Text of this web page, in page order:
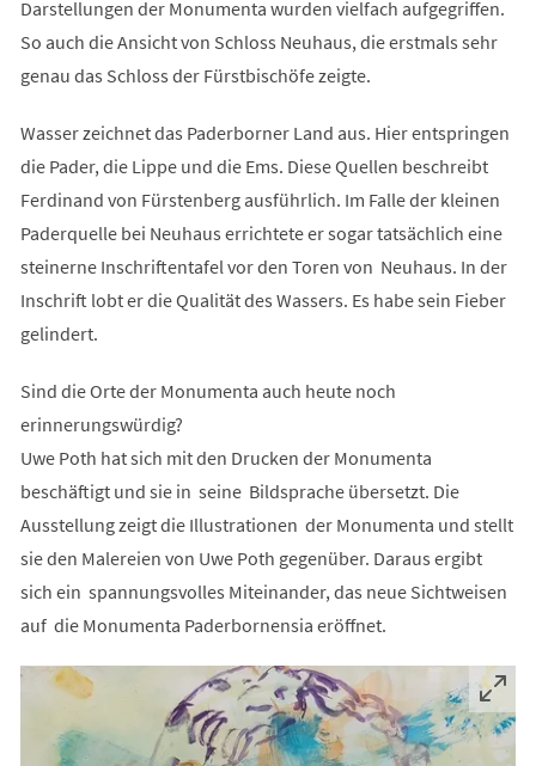
Darstellungen der Monumenta wurden vielfach aufgegriffen.
So auch die Ansicht von Schloss Neuhaus, die erstmals sehr
genau das Schloss der Fürstbischöfe zeigte.
Wasser zeichnet das Paderborner Land aus. Hier entspringen
die Pader, die Lippe und die Ems. Diese Quellen beschreibt
Ferdinand von Fürstenberg ausführlich. Im Falle der kleinen
Paderquelle bei Neuhaus errichtete er sogar tatsächlich eine
steinerne Inschriftentafel vor den Toren von Neuhaus. In der
Inschrift lobt er die Qualität des Wassers. Es habe sein Fieber
gelindert.
Sind die Orte der Monumenta auch heute noch
erinnerungswürdig?
Uwe Poth hat sich mit den Drucken der Monumenta
beschäftigt und sie in seine Bildsprache übersetzt. Die
Ausstellung zeigt die Illustrationen der Monumenta und stellt
sie den Malereien von Uwe Poth gegenüber. Daraus ergibt
sich ein spannungsvolles Miteinander, das neue Sichtweisen
auf die Monumenta Paderbornensia eröffnet.